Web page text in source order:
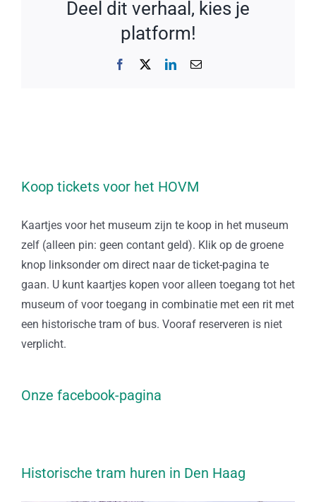
Deel dit verhaal, kies je
platform!
Facebook LinkedIn
E-
Koop tickets voor het HOVM
Kaartjes voor het museum zijn te koop in het museum
zelf (alleen pin: geen contant geld). Klik op de groene
knop linksonder om direct naar de ticket-pagina te
gaan. U kunt kaartjes kopen voor alleen toegang tot het
museum of voor toegang in combinatie met een rit met
een historische tram of bus. Vooraf reserveren is niet
verplicht.
Onze facebook-pagina
Historische tram huren in Den Haag